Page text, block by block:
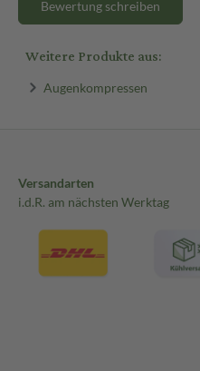
Bewertung schreiben
Weitere Produkte aus:
Augenkompressen
Versandarten
i.d.R. am nächsten Werktag